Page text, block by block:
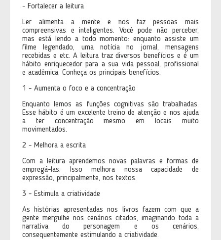
- Fortalecer a leitura
Ler alimenta a mente e nos faz pessoas mais
compreensivas e inteligentes. Você pode não perceber,
mas está lendo a todo momento: enquanto assiste um
filme legendado, uma notícia no jornal, mensagens
recebidas e etc. A leitura traz diversos benefícios e é um
hábito enriquecedor para a sua vida pessoal, profissional
e acadêmica. Conheça os principais benefícios:
1 - Aumenta o foco e a concentração
Enquanto lemos as funções cognitivas são trabalhadas.
Esse hábito é um excelente treino de atenção e nos ajuda
a ter concentração mesmo em locais muito
movimentados.
2 - Melhora a escrita
Com a leitura aprendemos novas palavras e formas de
empregá-las. Isso melhora nossa capacidade de
expressão, principalmente, nos textos.
3 - Estimula a criatividade
As histórias apresentadas nos livros fazem com que a
gente mergulhe nos cenários citados, imaginando toda a
narrativa do personagem e os cenários,
consequentemente estimulando a criatividade.